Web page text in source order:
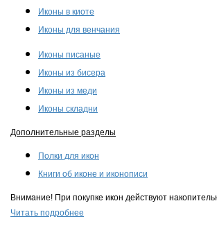
Иконы в киоте
Иконы для венчания
Иконы писаные
Иконы из бисера
Иконы из меди
Иконы складни
Дополнительные разделы
Полки для икон
Книги об иконе и иконописи
Внимание! При покупке икон действуют
Читать подробнее